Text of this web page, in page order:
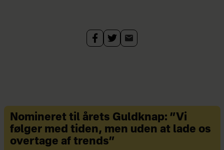
Nomineret til årets Guldknap: ”Vi
følger med tiden, men uden at lade os
overtage af trends”